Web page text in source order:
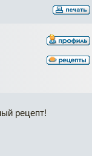
рецепт!